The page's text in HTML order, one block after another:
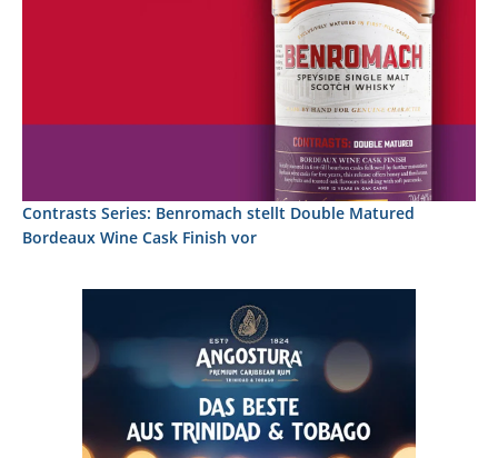
Contrasts Series: Benromach stellt Double Matured
Bordeaux Wine Cask Finish vor